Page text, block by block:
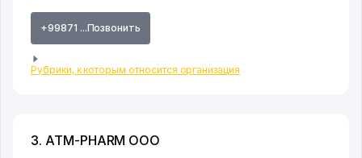
+99871 ...Позвонить
Рубрики, к которым относится организация
3. ATM-PHARM ООО